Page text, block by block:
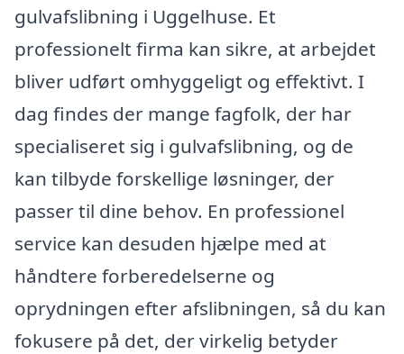
gulvafslibning i Uggelhuse. Et
professionelt firma kan sikre, at arbejdet
bliver udført omhyggeligt og effektivt. I
dag findes der mange fagfolk, der har
specialiseret sig i gulvafslibning, og de
kan tilbyde forskellige løsninger, der
passer til dine behov. En professionel
service kan desuden hjælpe med at
håndtere forberedelserne og
oprydningen efter afslibningen, så du kan
fokusere på det, der virkelig betyder